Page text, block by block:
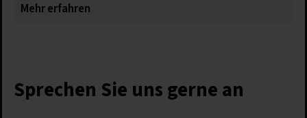
Mehr erfahren
Sprechen Sie uns gerne an